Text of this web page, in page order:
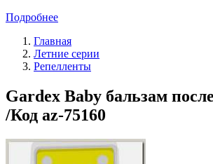
Подробнее
Главная
Летние серии
Репелленты
Gardex Baby бальзам
/Код az-75160